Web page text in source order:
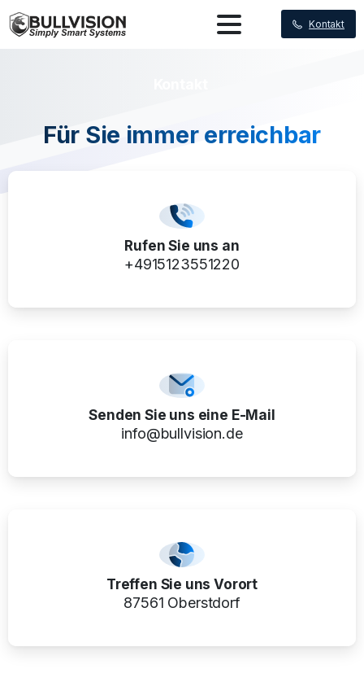
Kontakt
Für Sie immer erreichbar
Rufen Sie uns an
+4915123551220
Senden Sie uns eine E-Mail
info@bullvision.de
Treffen Sie uns Vorort
87561 Oberstdorf